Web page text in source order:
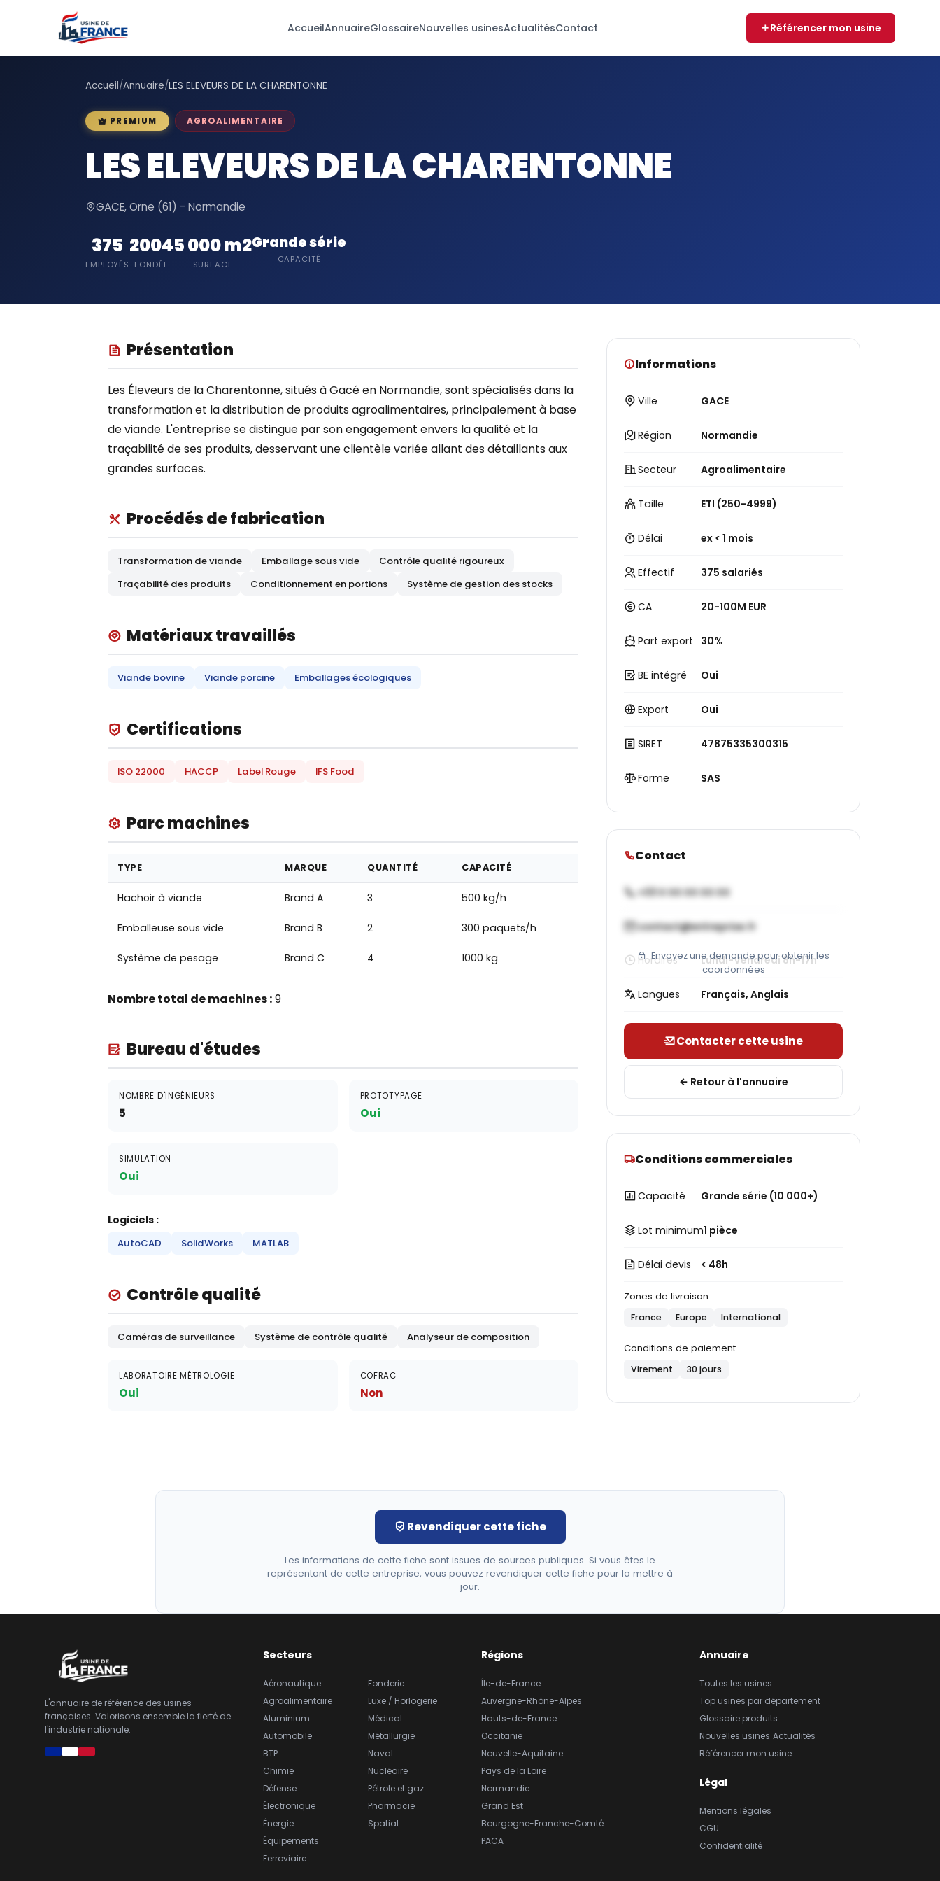
AccueilAnnuaireGlossaireNouvelles usinesActualitésContact Référencer mon usine
Accueil/Annuaire/LES ELEVEURS DE LA CHARENTONNE
PREMIUM AGROALIMENTAIRE
LES ELEVEURS DE LA CHARENTONNE
GACE, Orne (61) - Normandie
375
EMPLOYÉS
2004
FONDÉE
5 000 m2
SURFACE
Grande série
CAPACITÉ
Présentation
Les Éleveurs de la Charentonne, situés à Gacé en Normandie, sont spécialisés dans la
transformation et la distribution de produits agroalimentaires, principalement à base
de viande. L'entreprise se distingue par son engagement envers la qualité et la
traçabilité de ses produits, desservant une clientèle variée allant des détaillants aux
grandes surfaces.
Procédés de fabrication
Transformation de viande Emballage sous vide
Contrôle qualité rigoureux
Traçabilité des produits
Conditionnement en portions Système de gestion des stocks
Matériaux travaillés
Viande bovine Viande porcine Emballages écologiques
Certifications
ISO 22000 HACCP Label Rouge IFS Food
Parc machines
TYPE MARQUE QUANTITÉ CAPACITÉ
Hachoir à viande Brand A 3 500 kg/h
Emballeuse sous vide Brand B 2 300 paquets/h
Système de pesage Brand C 4 1000 kg
Nombre total de machines :9
Bureau d'études
NOMBRE D'INGÉNIEURS
5
PROTOTYPAGE
Oui
SIMULATION
Oui
Logiciels :
AutoCAD SolidWorks MATLAB
Contrôle qualité
Caméras de surveillance Système de contrôle qualité Analyseur de composition
LABORATOIRE MÉTROLOGIE
Oui
COFRAC
Non
Informations
Ville GACE
Région Normandie
Secteur Agroalimentaire
Taille ETI (250-4999)
Délai ex < 1 mois
Effectif 375 salariés
CA 20-100M EUR
Part export 30%
BE intégré Oui
Export Oui
SIRET 47875335300315
Forme SAS
Contact
+33 X XX XX XX XX
contact@entreprise.fr
Envoyez une demande pour obtenir les
coordonnées
Horaires Lundi-Vendredi 8h-17h
Langues Français, Anglais
Contacter cette usine
Retour à l'annuaire
Conditions commerciales
Capacité Grande série (10 000+)
Lot minimum1 pièce
Délai devis < 48h
Zones de livraison
France Europe International
Conditions de paiement
Virement 30 jours
Revendiquer cette fiche
Les informations de cette fiche sont issues de sources publiques. Si vous êtes le
représentant de cette entreprise, vous pouvez revendiquer cette fiche pour la mettre à
jour.
L'annuaire de référence des usines
françaises. Valorisons ensemble la fierté de
l'industrie nationale.
Secteurs
Aéronautique
Agroalimentaire
Aluminium
Automobile
BTP
Chimie
Défense
Électronique
Énergie
Équipements
Ferroviaire
Fonderie
Luxe / Horlogerie
Médical
Métallurgie
Naval
Nucléaire
Pétrole et gaz
Pharmacie
Spatial
Régions
Île-de-France
Auvergne-Rhône-Alpes
Hauts-de-France
Occitanie
Nouvelle-Aquitaine
Pays de la Loire
Normandie
Grand Est
Bourgogne-Franche-Comté
PACA
Annuaire
Toutes les usines
Top usines par département
Glossaire produits
Nouvelles usines Actualités
Référencer mon usine
Légal
Mentions légales
CGU
Confidentialité